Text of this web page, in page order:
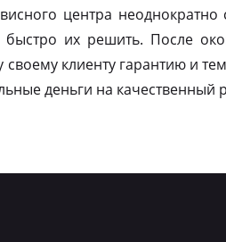
центра
их решить. После
своему клиенту гарантию и
деньги на качественный